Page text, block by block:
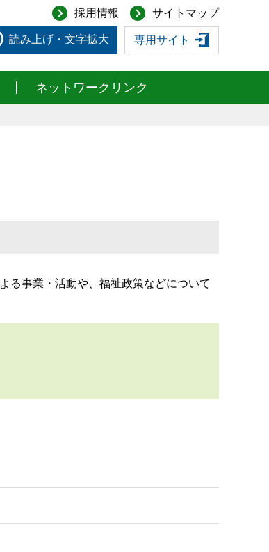
採用情報 サイトマップ
読み上げ・文字拡大 専用サイト
ネットワークリンク
る事業・活動や、福祉政策などについて